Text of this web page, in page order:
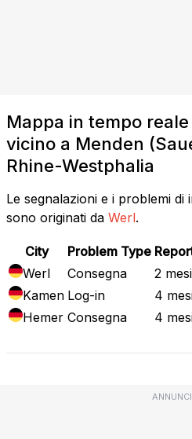
Mappa in tempo
vicino a Menden
Rhine-Westphalia
Le segnalazioni e i problemi
sono originati da Werl.
City Problem Type
Werl
Consegna
2
Kamen Log-in
4
Hemer Consegna 4